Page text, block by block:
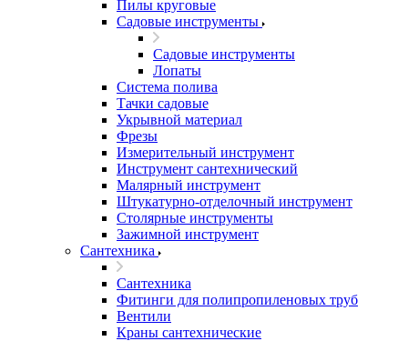
Пилы круговые
Садовые инструменты
Садовые инструменты
Лопаты
Система полива
Тачки садовые
Укрывной материал
Фрезы
Измерительный инструмент
Инструмент сантехнический
Малярный инструмент
Штукатурно-отделочный инструмент
Cтолярные инструменты
Зажимной инструмент
Сантехника
Сантехника
Фитинги для полипропиленовых труб
Вентили
Краны сантехнические